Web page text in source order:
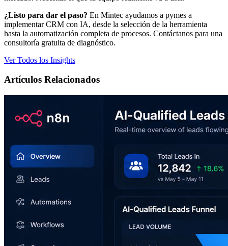
¿Listo para dar el paso? En Mintec ayudamos a pymes a
implementar CRM con IA, desde la selección de la herramienta
hasta la automatización completa de procesos. Contáctanos para una
consultoría gratuita de diagnóstico.
Ver Todos los Insights
Artículos Relacionados